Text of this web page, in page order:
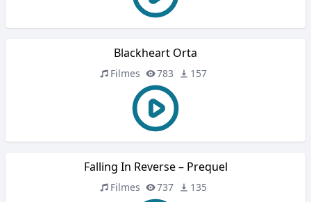
Blackheart Orta
Filmes 783 157
Falling In Reverse – Prequel
Filmes 737 135